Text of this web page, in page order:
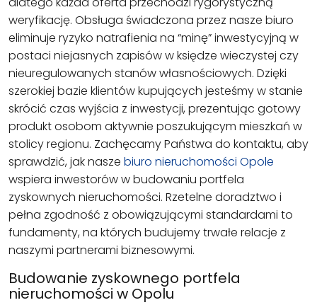
weryfikację. Obsługa świadczona przez nasze biuro
eliminuje ryzyko natrafienia na “minę” inwestycyjną w
postaci niejasnych zapisów w księdze wieczystej czy
nieuregulowanych stanów własnościowych. Dzięki
szerokiej bazie klientów kupujących jesteśmy w stanie
skrócić czas wyjścia z inwestycji, prezentując gotowy
produkt osobom aktywnie poszukującym mieszkań w
stolicy regionu. Zachęcamy Państwa do kontaktu, aby
sprawdzić, jak nasze biuro nieruchomości Opole
wspiera inwestorów w budowaniu portfela
zyskownych nieruchomości. Rzetelne doradztwo i
pełna zgodność z obowiązującymi standardami to
fundamenty, na których budujemy trwałe relacje z
naszymi partnerami biznesowymi.
Budowanie zyskownego portfela
nieruchomości w Opolu